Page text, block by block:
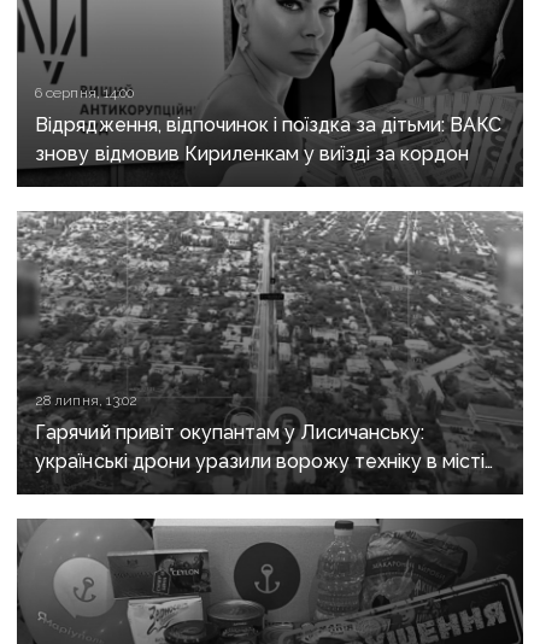
6 серпня, 14:00
Відрядження, відпочинок і поїздка за дітьми: ВАКС
знову відмовив Кириленкам у виїзді за кордон
28 липня, 13:02
Гарячий привіт окупантам у Лисичанську:
українські дрони уразили ворожу техніку в місті
та на трасі до Бахмута